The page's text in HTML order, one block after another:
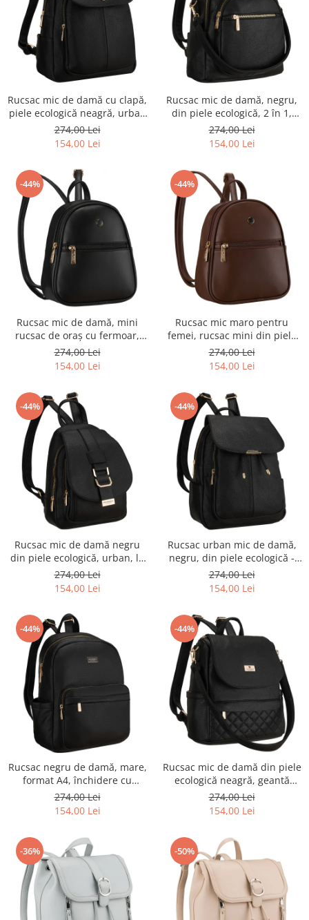
Rucsac mic de damă cu clapă,
piele ecologică neagră, urban
- Peterson PTR-PTN MBP-14-
F19
274,00 Lei
154,00 Lei
Rucsac mic de damă, negru,
din piele ecologică, 2 în 1,
geantă de umăr, la modă,
urbană - Peterson PTR-PTN
MBP-01-F19
274,00 Lei
154,00 Lei
-44%
Rucsac mic de damă, mini
rucsac de oraș cu fermoar,
piele ecologică neagră -
Peterson PTR-PTN MX03-P-
7731
274,00 Lei
154,00 Lei
-44%
Rucsac mic maro pentru
femei, rucsac mini din piele
ecologică, la modă cu fermoar
- Peterson
274,00 Lei
154,00 Lei
-44%
Rucsac mic de damă negru
din piele ecologică, urban, la
modă, cu clapă - Peterson
PTR-PTN MBP-04-F19
274,00 Lei
154,00 Lei
-44%
Rucsac urban mic de damă,
negru, din piele ecologică -
Peterson PTR-PTN MBP-10-F19
274,00 Lei
154,00 Lei
-44%
Rucsac negru de damă, mare,
format A4, închidere cu
fermoar, oraș, pentru
serviciu, universitate, piele
ecologică - Peterson PTR-PTN
274,00 Lei
154,00 Lei
-44%
Rucsac mic de damă din piele
ecologică neagră, geantă
urbană 2 în 1 - Peterson PTR-
PTN MBP-08-F19
274,00 Lei
154,00 Lei
-36% -50%